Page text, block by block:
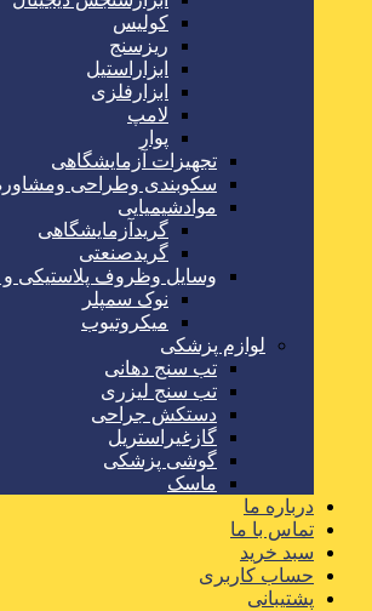
کولیس
ریزسنج
ابزاراستیل
ابزارفلزی
لامپ
پوار
تجهیزات آزمایشگاهی
سکوبندی وطراحی
موادشیمیایی
گریدآزمایشگاهی
گریدصنعتی
وسایل وظروف پلاستیکی
نوک سمپلر
میکروتیوب
لوازم پزشکی
تب سنج دهانی
تب سنج لیزری
دستکش جراحی
گازغیراستریل
گوشی پزشکی
ماسک
درباره ما
تماس با ما
سبد خرید
حساب کاربری
پشتیبانی